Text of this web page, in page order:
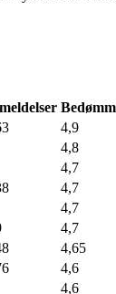
4,9
4,8
4,7
4,7
4,7
4,7
4,65
4,6
4,6